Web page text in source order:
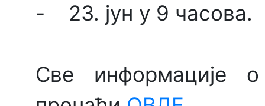
- 23. јун у 9 часова.
Све информације